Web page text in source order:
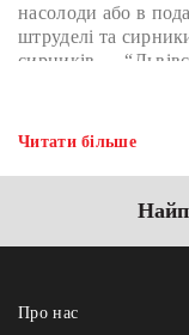
насолоди або в
штруделі та
сирників —
по
від Холдингу
Читати більше
Про нас